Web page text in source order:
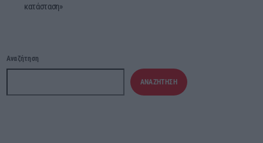
κατάσταση»
Αναζήτηση
ΑΝΑΖΉΤΗΣΗ